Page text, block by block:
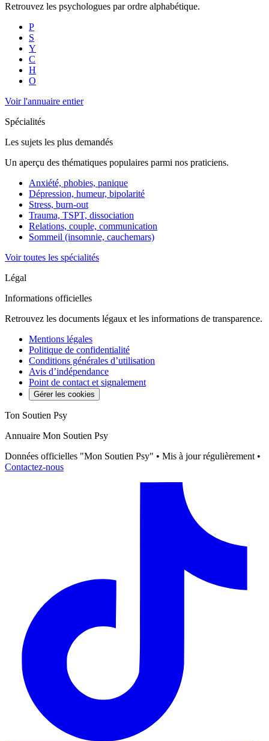
Retrouvez les psychologues par ordre alphabétique.
P
S
Y
C
H
O
Voir l'annuaire entier
Spécialités
Les sujets les plus demandés
Un aperçu des thématiques populaires parmi nos praticiens.
Anxiété, phobies, panique
Dépression, humeur, bipolarité
Stress, burn-out
Trauma, TSPT, dissociation
Relations, couple, communication
Sommeil (insomnie, cauchemars)
Voir toutes les spécialités
Légal
Informations officielles
Retrouvez les documents légaux et les informations de transparence.
Mentions légales
Politique de confidentialité
Conditions générales d’utilisation
Avis d’indépendance
Point de contact et signalement
Gérer les cookies
Ton Soutien Psy
Annuaire Mon Soutien Psy
Données officielles "Mon Soutien Psy" • Mis à jour régulièrement •
Contactez-nous